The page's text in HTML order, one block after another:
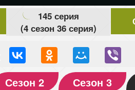
145 серия
(4 сезон 36 серия)
Сезон 2 Сезон 3